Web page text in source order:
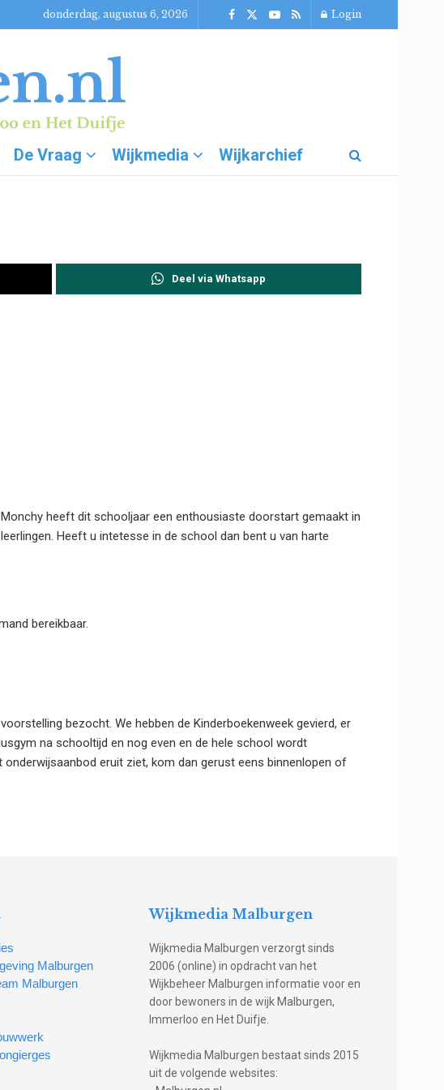
donderdag, augustus 6, 2026 Login
De Vraag Wijkmedia Wijkarchief
Deel via Whatsapp
heeft dit schooljaar een enthousiaste doorstart gemaakt in
Heeft u intetesse in de school dan bent u van harte
bereikbaar.
bezocht. We hebben de Kinderboekenweek gevierd, er
na schooltijd en nog even en de hele school wordt
eruit ziet, kom dan gerust eens binnenlopen of
Malburgen
Malburgen
Wijkmedia Malburgen
Wijkmedia Malburgen verzorgt sinds
2006 (online) in opdracht van het
Wijkbeheer Malburgen informatie voor en
door bewoners in de wijk Malburgen,
Immerloo en Het Duifje.
Wijkmedia Malburgen bestaat sinds 2015
uit de volgende websites: